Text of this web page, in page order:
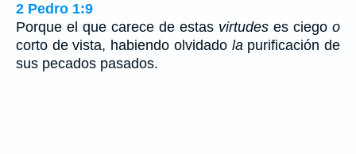
2 Pedro 1:9
Porque el que carece de estas virtudes es ciego o
corto de vista, habiendo olvidado lapurificación de
sus pecados pasados.